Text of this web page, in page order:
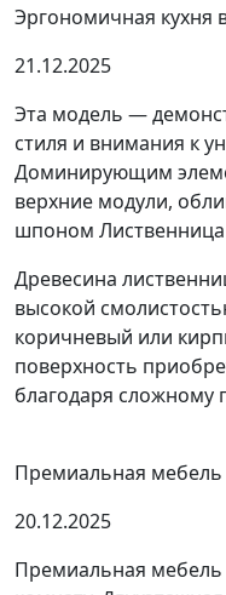
Эргономичная
21.12.2025
Эта модель —
стиля и внимания к
Доминирующим
верхние модули,
шпоном
Древесина
высокой
коричневый или
поверхность
благодаря сложному
Премиальная мебель
20.12.2025
Премиальная мебель